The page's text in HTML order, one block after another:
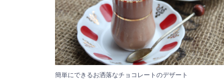
簡単にできるお洒落なチョコレートのデザート